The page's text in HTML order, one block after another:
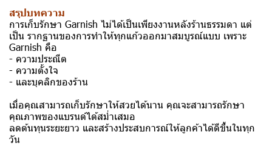
สรุปบทความ
การเก็บรักษา Garnish ไม่ได้เป็นเพียงงานหลังร้านธรรมดา แต่
เป็น รากฐานของการทำให้ทุกแก้วออกมาสมบูรณ์แบบ เพราะ
Garnish คือ
- ความประณีต
- ความตั้งใจ
- และบุคลิกของร้าน
เมื่อคุณสามารถเก็บรักษาให้สวยได้นาน คุณจะสามารถรักษา
คุณภาพของแบรนด์ได้สม่ำเสมอ
ลดต้นทุนระยะยาว และสร้างประสบการณ์ให้ลูกค้าได้ดีขึ้นในทุก
วัน